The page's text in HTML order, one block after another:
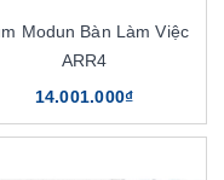
Modun Bàn Làm Việc
ARR4
14.001.000₫